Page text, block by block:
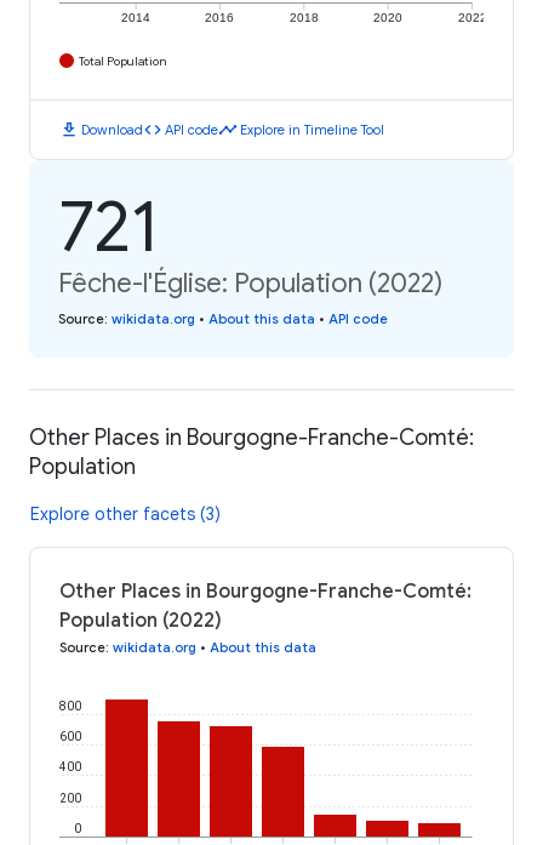
2014 2016 2018 2020 2022
Total Population
download Downloadcode API codetimeline Explore in Timeline Tool
721
Fêche-l'Église: Population (2022)
Source: wikidata.org • About this data • API code
Other Places in Bourgogne-Franche-Comté:
Population
Explore other facets (3)
Other Places in Bourgogne-Franche-Comté:
Population (2022)
Source: wikidata.org • About this data
0
200
400
600
800